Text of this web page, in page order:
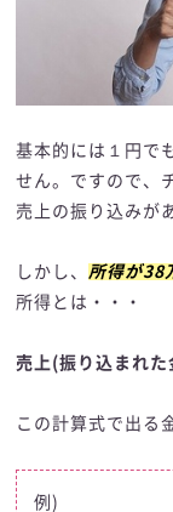
基本的には１円で
せん。ですので、
売上の振り込みが
しかし、 所得が38
所得とは・・・
売上(振り込まれ
この計算式で出る
例)